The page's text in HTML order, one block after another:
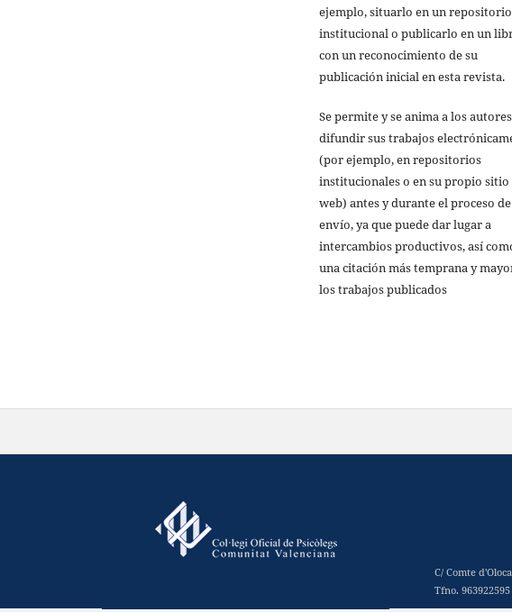
ejemplo, situarlo en un repositorio
institucional o publicarlo en un
con un reconocimiento de su
publicación inicial en esta revista.
Se permite y se anima a los
difundir sus trabajos
(por ejemplo, en repositorios
institucionales o en su propio sitio
web) antes y durante el proceso de
envío, ya que puede dar lugar a
intercambios productivos, así
una citación más temprana y
los trabajos publicados
C/ Comte
Tfno. 963922595